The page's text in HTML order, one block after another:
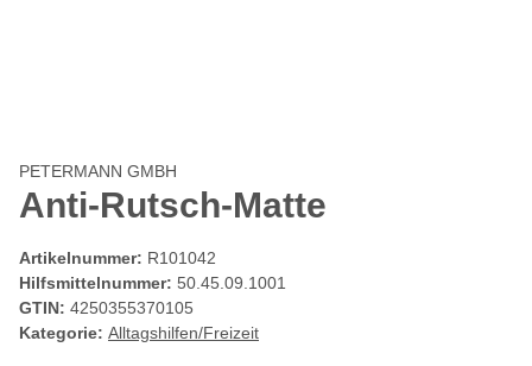
PETERMANN GMBH
Anti-Rutsch-Matte
Artikelnummer: R101042
Hilfsmittelnummer: 50.45.09.1001
GTIN: 4250355370105
Kategorie: Alltagshilfen/Freizeit